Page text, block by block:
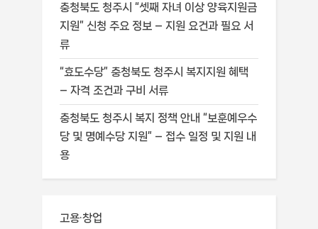
충청북도 청주시 “셋째 자녀 이상 양육지원금
지원” 신청 주요 정보 – 지원 요건과 필요 서
류
“효도수당” 충청북도 청주시 복지지원 혜택
– 자격 조건과 구비 서류
충청북도 청주시 복지 정책 안내 “보훈예우수
당 및 명예수당 지원” – 접수 일정 및 지원 내
용
고용·창업